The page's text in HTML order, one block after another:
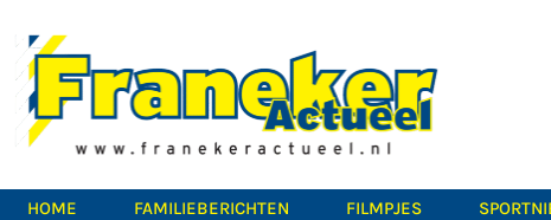
HOME FAMILIEBERICHTEN FILMPJES